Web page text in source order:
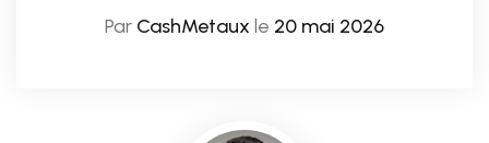
Par CashMetaux le 20 mai 2026